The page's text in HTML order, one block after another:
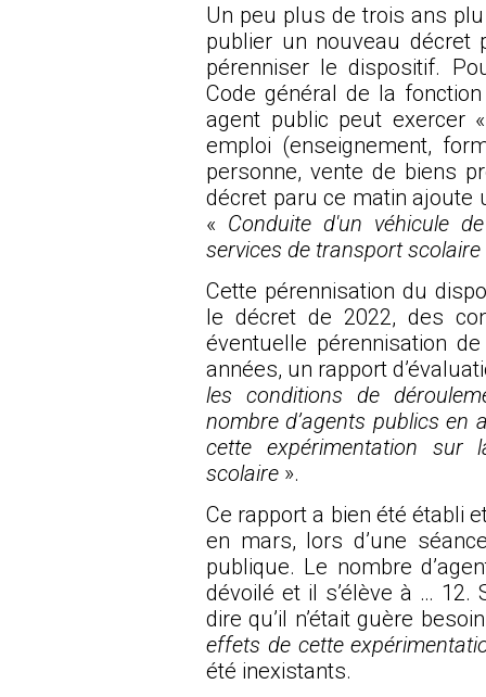
Un peu plus de trois ans
publier un nouveau décret
pérenniser le dispositif.
Code général de la
agent public peut exercer
emploi (enseignement,
personne, vente de biens
décret paru ce matin ajoute
« Conduite d'un véhicule
services de transport
Cette pérennisation du
le décret de 2022, des
éventuelle pérennisation
années, un rapport
les conditions de
nombre d’agents publics en
cette expérimentation
scolaire ».
Ce rapport a bien été établi
en mars, lors d’une
publique. Le nombre
dévoilé et il s’élève à … 12.
dire qu’il n’était guère
effets de cette
été inexistants.